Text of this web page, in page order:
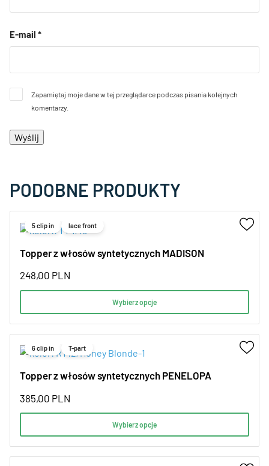
E-mail *
Zapamiętaj moje dane w tej przeglądarce podczas pisania kolejnych
komentarzy.
PODOBNE PRODUKTY
5 clip in lace front
Topper z włosów syntetycznych MADISON
248,00 PLN
Wybierz opcje
6 clip in T-part
Topper z włosów syntetycznych PENELOPA
385,00 PLN
Wybierz opcje